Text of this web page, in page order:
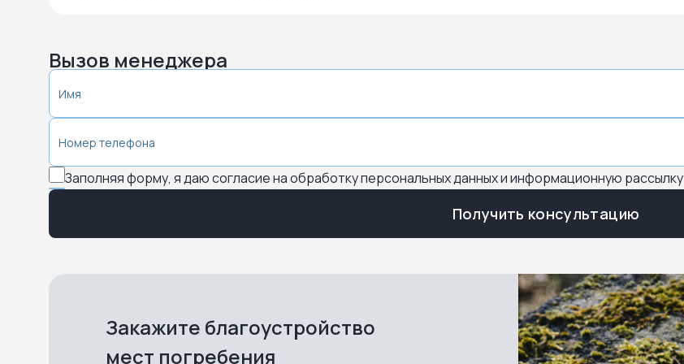
Вызов менеджера
Заполняя форму, я даю согласие на обработку персональных данных и информационную рассылку
Получить консультацию
Закажите благоустройство
мест погребения